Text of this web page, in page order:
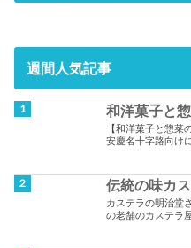
週間人気記事
和洋菓子と
【和洋菓子と惣菜
安慶名十字路向け
伝統の味カ
カステラの明治堂
の老舗のカステラ屋